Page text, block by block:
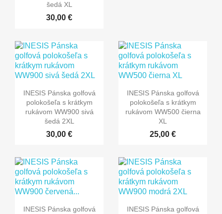
šedá XL
30,00 €
INESIS Pánska golfová
polokošeľa s krátkym
rukávom WW900 sivá
šedá 2XL
30,00 €
INESIS Pánska golfová
polokošeľa s krátkym
rukávom WW500 čierna
XL
25,00 €
INESIS Pánska golfová
INESIS Pánska golfová